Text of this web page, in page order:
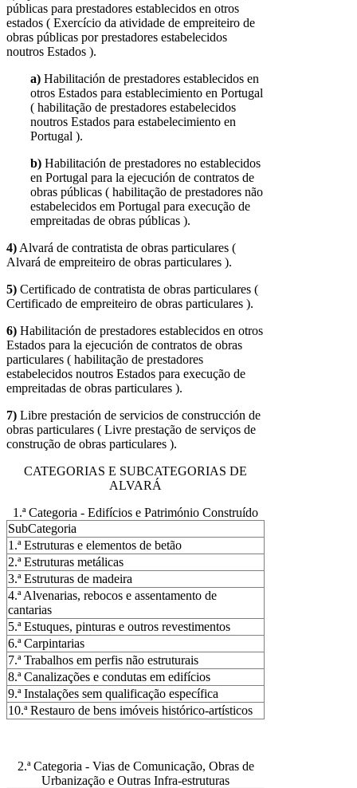
públicas para prestadores establecidos en otros
estados ( Exercício da atividade de empreiteiro de
obras públicas por prestadores estabelecidos
noutros Estados ).
a) Habilitación de prestadores establecidos en
otros Estados para establecimiento en Portugal
( habilitação de prestadores estabelecidos
noutros Estados para estabelecimiento en
Portugal ).
b) Habilitación de prestadores no establecidos
en Portugal para la ejecución de contratos de
obras públicas ( habilitação de prestadores não
estabelecidos em Portugal para execução de
empreitadas de obras públicas ).
4) Alvará de contratista de obras particulares (
Alvará de empreiteiro de obras particulares ).
5) Certificado de contratista de obras particulares (
Certificado de empreiteiro de obras particulares ).
6) Habilitación de prestadores establecidos en otros
Estados para la ejecución de contratos de obras
particulares ( habilitação de prestadores
estabelecidos noutros Estados para execução de
empreitadas de obras particulares ).
7) Libre prestación de servicios de construcción de
obras particulares ( Livre prestação de serviços de
construção de obras particulares ).
CATEGORIAS E SUBCATEGORIAS DE
ALVARÁ
1.ª Categoria - Edifícios e Património Construído
SubCategoria
1.ª Estruturas e elementos de betão
2.ª Estruturas metálicas
3.ª Estruturas de madeira
4.ª Alvenarias, rebocos e assentamento de
cantarias
5.ª Estuques, pinturas e outros revestimentos
6.ª Carpintarias
7.ª Trabalhos em perfis não estruturais
8.ª Canalizações e condutas em edifícios
9.ª Instalações sem qualificação específica
10.ª Restauro de bens imóveis histórico-artísticos
2.ª Categoria - Vias de Comunicação, Obras de
Urbanização e Outras Infra-estruturas